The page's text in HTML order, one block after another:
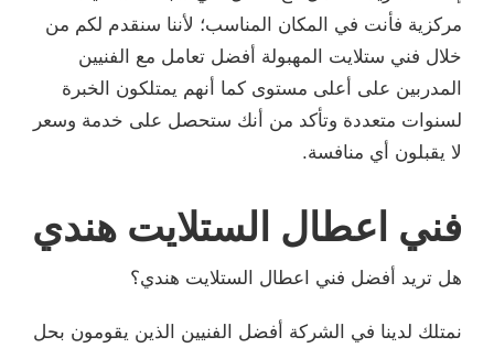
مركزية فأنت في المكان المناسب؛ لأننا سنقدم لكم من
خلال فني ستلايت المهبولة أفضل تعامل مع الفنيين
المدربين على أعلى مستوى كما أنهم يمتلكون الخبرة
لسنوات متعددة وتأكد من أنك ستحصل على خدمة وسعر
لا يقبلون أي منافسة.
فني اعطال الستلايت هندي
هل تريد أفضل فني اعطال الستلايت هندي؟
نمتلك لدينا في الشركة أفضل الفنيين الذين يقومون بحل